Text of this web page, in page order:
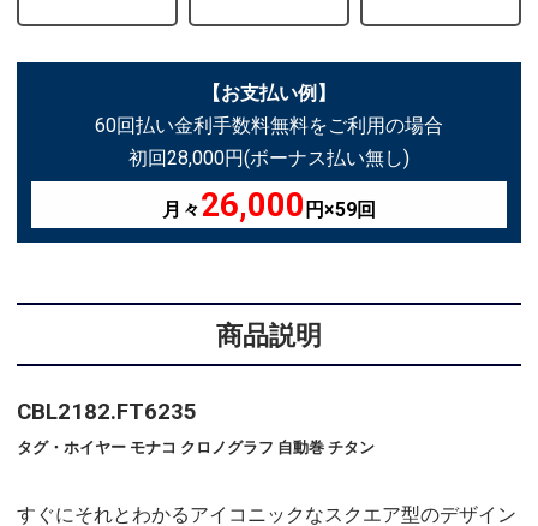
【お支払い例】
60回払い金利手数料無料をご利用の場合
初回28,000円(ボーナス払い無し)
月々26,000 円×59回
商品説明
CBL2182.FT6235
タグ・ホイヤー モナコ クロノグラフ 自動巻 チタン
すぐにそれとわかるアイコニックなスクエア型のデザイン